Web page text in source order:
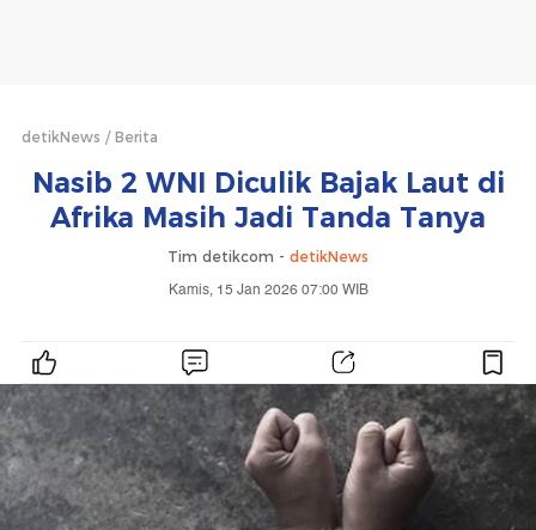
detikNews Berita
Nasib 2 WNI Diculik Bajak Laut di
Afrika Masih Jadi Tanda Tanya
Tim detikcom - detikNews
Kamis, 15 Jan 2026 07:00 WIB